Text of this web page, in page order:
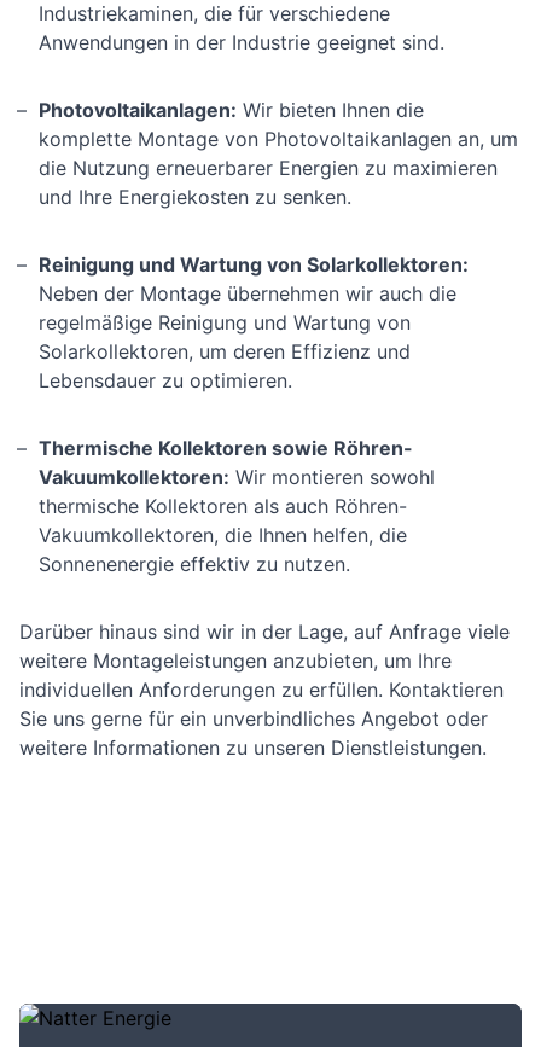
Industriekaminen, die für verschiedene
Anwendungen in der Industrie geeignet sind.
Photovoltaikanlagen: Wir bieten Ihnen die
komplette Montage von Photovoltaikanlagen an, um
die Nutzung erneuerbarer Energien zu maximieren
und Ihre Energiekosten zu senken.
Reinigung und Wartung von Solarkollektoren:
Neben der Montage übernehmen wir auch die
regelmäßige Reinigung und Wartung von
Solarkollektoren, um deren Effizienz und
Lebensdauer zu optimieren.
Thermische Kollektoren sowie Röhren-
Vakuumkollektoren: Wir montieren sowohl
thermische Kollektoren als auch Röhren-
Vakuumkollektoren, die Ihnen helfen, die
Sonnenenergie effektiv zu nutzen.
Darüber hinaus sind wir in der Lage, auf Anfrage viele
weitere Montageleistungen anzubieten, um Ihre
individuellen Anforderungen zu erfüllen. Kontaktieren
Sie uns gerne für ein unverbindliches Angebot oder
weitere Informationen zu unseren Dienstleistungen.